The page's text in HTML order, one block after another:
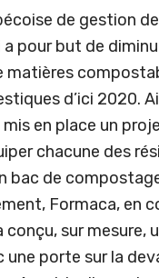
de gestion
pour but de
matières
d’ici 2020.
en place un
chacune des
bac de
Formaca, en
conçu, sur mesure,
porte sur la